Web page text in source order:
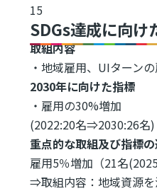
15
SDGs達成に向
取組内容
・地域雇用、UIターン
2030年に向けた指標
・雇用の30%増加
(2022:20名⇒2030:26名)
重点的な取組及び指標
雇用5％増加（21名(2025
⇒取組内容：地域資源